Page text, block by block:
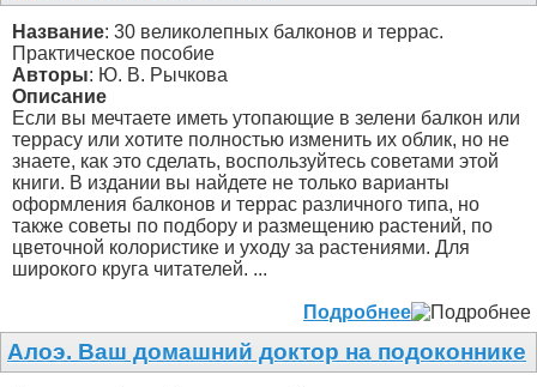
Название: 30 великолепных балконов и террас.
Практическое пособие
Авторы: Ю. В. Рычкова
Описание
Если вы мечтаете иметь утопающие в зелени балкон или
террасу или хотите полностью изменить их облик, но не
знаете, как это сделать, воспользуйтесь советами этой
книги. В издании вы найдете не только варианты
оформления балконов и террас различного типа, но
также советы по подбору и размещению растений, по
цветочной колористике и уходу за растениями. Для
широкого круга читателей. ...
Подробнее
Алоэ. Ваш домашний доктор на подоконнике